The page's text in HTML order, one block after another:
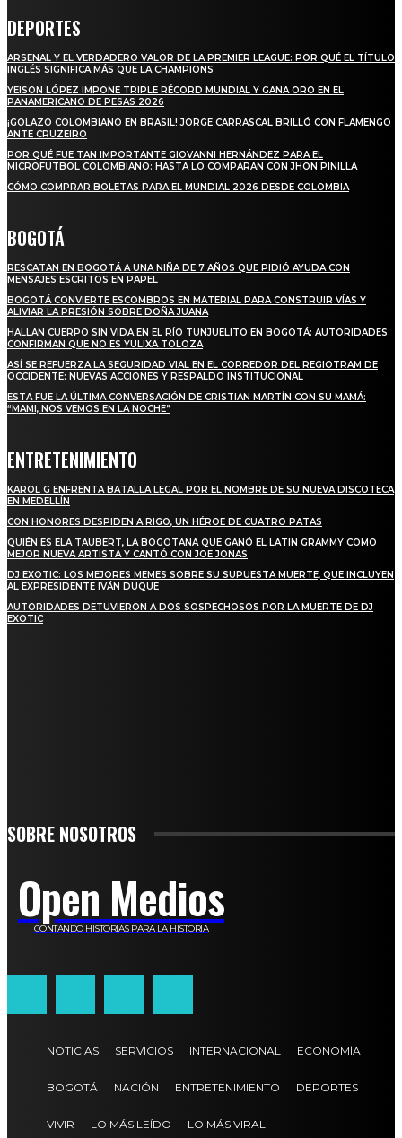
DEPORTES
ARSENAL Y EL VERDADERO VALOR DE LA PREMIER LEAGUE: POR QUÉ EL TÍTULO
INGLÉS SIGNIFICA MÁS QUE LA CHAMPIONS
YEISON LÓPEZ IMPONE TRIPLE RÉCORD MUNDIAL Y GANA ORO EN EL
PANAMERICANO DE PESAS 2026
¡GOLAZO COLOMBIANO EN BRASIL! JORGE CARRASCAL BRILLÓ CON FLAMENGO
ANTE CRUZEIRO
POR QUÉ FUE TAN IMPORTANTE GIOVANNI HERNÁNDEZ PARA EL
MICROFUTBOL COLOMBIANO: HASTA LO COMPARAN CON JHON PINILLA
CÓMO COMPRAR BOLETAS PARA EL MUNDIAL 2026 DESDE COLOMBIA
BOGOTÁ
RESCATAN EN BOGOTÁ A UNA NIÑA DE 7 AÑOS QUE PIDIÓ AYUDA CON
MENSAJES ESCRITOS EN PAPEL
BOGOTÁ CONVIERTE ESCOMBROS EN MATERIAL PARA CONSTRUIR VÍAS Y
ALIVIAR LA PRESIÓN SOBRE DOÑA JUANA
HALLAN CUERPO SIN VIDA EN EL RÍO TUNJUELITO EN BOGOTÁ: AUTORIDADES
CONFIRMAN QUE NO ES YULIXA TOLOZA
ASÍ SE REFUERZA LA SEGURIDAD VIAL EN EL CORREDOR DEL REGIOTRAM DE
OCCIDENTE: NUEVAS ACCIONES Y RESPALDO INSTITUCIONAL
ESTA FUE LA ÚLTIMA CONVERSACIÓN DE CRISTIAN MARTÍN CON SU MAMÁ:
“MAMI, NOS VEMOS EN LA NOCHE”
ENTRETENIMIENTO
KAROL G ENFRENTA BATALLA LEGAL POR EL NOMBRE DE SU NUEVA DISCOTECA
EN MEDELLÍN
CON HONORES DESPIDEN A RIGO, UN HÉROE DE CUATRO PATAS
QUIÉN ES ELA TAUBERT, LA BOGOTANA QUE GANÓ EL LATIN GRAMMY COMO
MEJOR NUEVA ARTISTA Y CANTÓ CON JOE JONAS
DJ EXOTIC: LOS MEJORES MEMES SOBRE SU SUPUESTA MUERTE, QUE INCLUYEN
AL EXPRESIDENTE IVÁN DUQUE
AUTORIDADES DETUVIERON A DOS SOSPECHOSOS POR LA MUERTE DE DJ
EXOTIC
SOBRE NOSOTROS
Open Medios
CONTANDO HISTORIAS PARA LA HISTORIA
NOTICIAS SERVICIOS INTERNACIONAL ECONOMÍA
BOGOTÁ NACIÓN ENTRETENIMIENTO DEPORTES
VIVIR LO MÁS LEÍDO LO MÁS VIRAL